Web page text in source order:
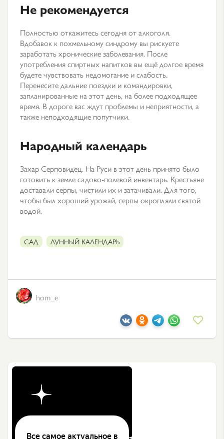
Не рекомендуется
Полностью откажитесь сегодня от алкоголя.
Вдобавок к похмельному синдрому вы рискуете
заработать хронические заболевания. После
употребления спиртных напитков вы ещё долгое время
будете чувствовать недомогание и слабость.
Перенесите дальние поездки и командировки,
запланированные на этот день, на более подходящее
время. В дороге вас ждут проблемы и неприятности, а
также неподходящие попутчики.
Народный календарь
Захар Серповидец. На Руси в этот день принято было
готовить к земле садово-полевой инвентарь. Крестьяне
доставали серпы, чистили их и затачивали. Для того,
чтобы был хороший урожай, серпы окропляли святой
водой.
САД ЛУННЫЙ КАЛЕНДАРЬ
hom_e